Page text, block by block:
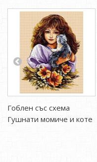
Гоблен със схема
Гушнати момиче и коте